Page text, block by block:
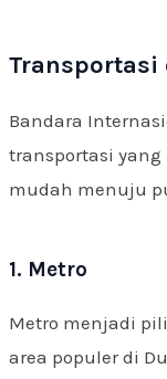
Transportasi
Bandara
transportasi
mudah menuju
1. Metro
Metro menjadi
area populer di